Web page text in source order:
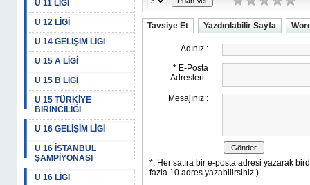
U 11 LİGİ
U 12 LİGİ
U 14 GELİŞİM LİGİ
U 15 A LİGİ
U 15 B LİGİ
U 15 TÜRKİYE
BİRİNCİLİĞİ
U 16 GELİŞİM LİGİ
U 16 İSTANBUL
ŞAMPİYONASI
U 16 LİGİ
Tavsiye Et Yazdırılabilir Sayfa